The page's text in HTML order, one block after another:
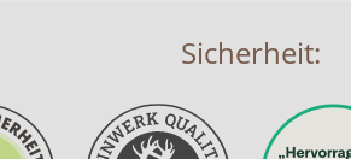
Sicherheit: